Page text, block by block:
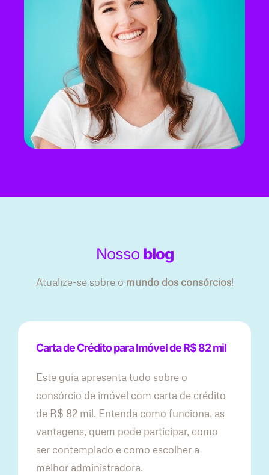
Nosso blog
Atualize-se sobre o mundo dos consórcios!
Carta de Crédito para Imóvel de R$ 82 mil
Este guia apresenta tudo sobre o
consórcio de imóvel com carta de crédito
de R$ 82 mil. Entenda como funciona, as
vantagens, quem pode participar, como
ser contemplado e como escolher a
melhor administradora.